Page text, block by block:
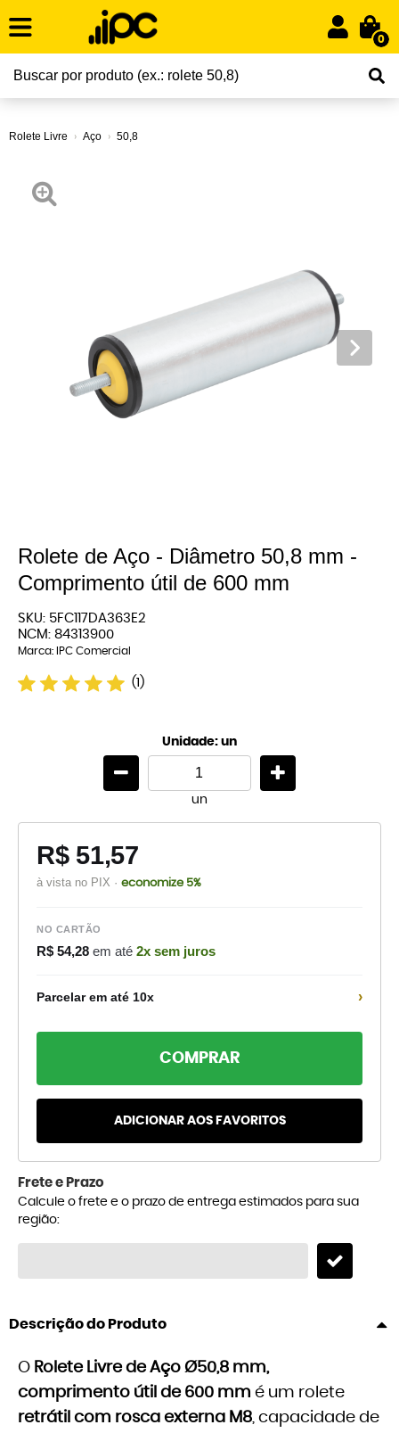
0
Rolete Livre Aço 50,8
Rolete de Aço - Diâmetro 50,8 mm -
Comprimento útil de 600 mm
SKU: 5FC117DA363E2
NCM: 84313900
Marca: IPC Comercial
(1)
Unidade: un
un
R$ 51,57
à vista no PIX · economize 5%
NO CARTÃO
R$ 54,28 em até 2x sem juros
Parcelar em até 10x ›
COMPRAR
ADICIONAR AOS FAVORITOS
Frete e Prazo
Calcule o frete e o prazo de entrega estimados para sua
região:
Descrição do Produto
O Rolete Livre de Aço Ø50,8 mm,
comprimento útil de 600 mm é um rolete
retrátil com rosca externa M8 , capacidade de